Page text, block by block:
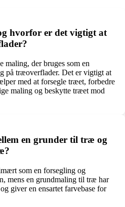
hvorfor er det vigtigt at
maling, der bruges som en
på træoverflader. Det er vigtigt at
med at forsegle træet, forbedre
maling og beskytte træet mod
en grunder til træ og
som en forsegling og
mens en grundmaling til træ har
giver en ensartet farvebase for